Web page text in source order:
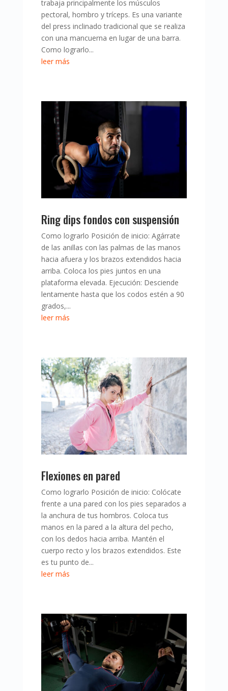
trabaja principalmente los músculos
pectoral, hombro y tríceps. Es una variante
del press inclinado tradicional que se realiza
con una mancuerna en lugar de una barra.
Como lograrlo...
leer más
Ring dips fondos con suspensión
Como lograrlo Posición de inicio: Agárrate
de las anillas con las palmas de las manos
hacia afuera y los brazos extendidos hacia
arriba. Coloca los pies juntos en una
plataforma elevada. Ejecución: Desciende
lentamente hasta que los codos estén a 90
grados,...
leer más
Flexiones en pared
Como lograrlo Posición de inicio: Colócate
frente a una pared con los pies separados a
la anchura de tus hombros. Coloca tus
manos en la pared a la altura del pecho,
con los dedos hacia arriba. Mantén el
cuerpo recto y los brazos extendidos. Este
es tu punto de...
leer más